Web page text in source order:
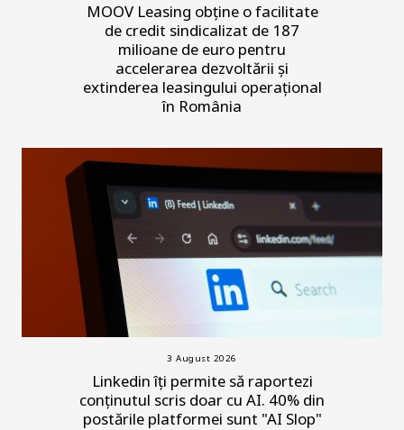
MOOV Leasing obține o facilitate
de credit sindicalizat de 187
milioane de euro pentru
accelerarea dezvoltării și
extinderea leasingului operațional
în România
3 August 2026
Linkedin îți permite să raportezi
conținutul scris doar cu AI. 40% din
postările platformei sunt "AI Slop"